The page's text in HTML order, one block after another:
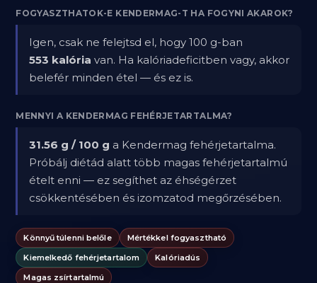
FOGYASZTHATOK-E KENDERMAG-T HA FOGYNI AKAROK?
Igen, csak ne felejtsd el, hogy 100 g-ban
553 kalória van. Ha kalóriadeficitben vagy, akkor
belefér minden étel — és ez is.
MENNYI A KENDERMAG FEHÉRJETARTALMA?
31.56 g / 100 g a Kendermag fehérjetartalma.
Próbálj diétád alatt több magas fehérjetartalmú
ételt enni — ez segíthet az éhségérzet
csökkentésében és izomzatod megőrzésében.
Könnyű túlenni belőle
Mértékkel fogyasztható
Kiemelkedő fehérjetartalom
Kalóriadús
Magas zsírtartalmú